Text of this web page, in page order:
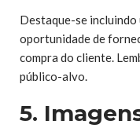
Destaque-se incluindo
oportunidade de
compra do cliente.
público-alvo.
5.